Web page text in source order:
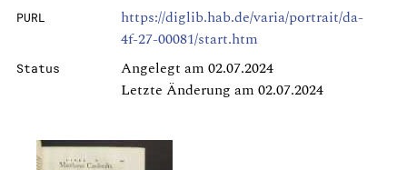
PURL
https://diglib.hab.de/varia/portrait/da-
4f-27-00081/start.htm
Status
Angelegt am 02.07.2024
Letzte Änderung am 02.07.2024